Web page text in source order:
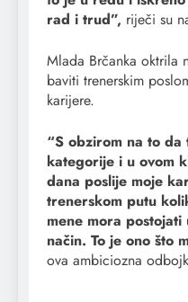
rad i trud”, riječi su
Mlada Brčanka oktrila
baviti trenerskim
karijere.
“S obzirom na to
kategorije i u ovom
dana poslije moje
trenerskom putu
mene mora
način. To je ono što
ova ambiciozna